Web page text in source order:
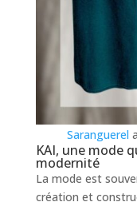
Saranguerel
KAI, une mode
modernité
La mode est
création et